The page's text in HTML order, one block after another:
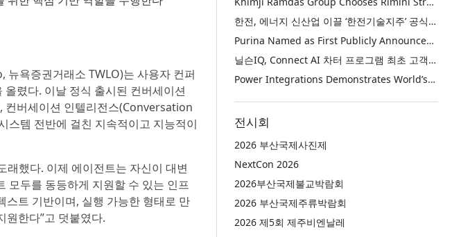
욕증권거래소 TWLO)는 사용자 컨퍼
렸다. 이날 정식 출시된 컨버세이션
버세이션 인텔리전스(Conversation
템 전반에 걸친 지속적이고 지능적이
했다. 이제 에이전트는 자신이 대변
모두를 동등하게 지원할 수 있는 인프
스트 기반이며, 실행 가능한 형태로 만
원한다”고 덧붙였다.
한전, 에너지 신산업 이끌 ‘한전기술지주’ 공식 출범
Purina Named as First Publicly Announced NIQ ConnectAI Charter Client
닐슨IQ, Connect AI 차터 프로그램 최초 고객사 ‘퓨리나’ 선정
Power Integrations Demonstrates World’s First 2200 V GaN Technology for Next-Era High-Voltage Power Systems
전시회
2026 부산국제사진제
NextCon 2026
2026부산국제불교박람회
2026 부산국제주류박람회
2026 제5회 제주비엔날레